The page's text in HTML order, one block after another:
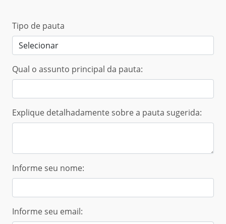
Tipo de pauta
Qual o assunto principal da pauta:
Explique detalhadamente sobre a pauta sugerida:
Informe seu nome:
Informe seu email: